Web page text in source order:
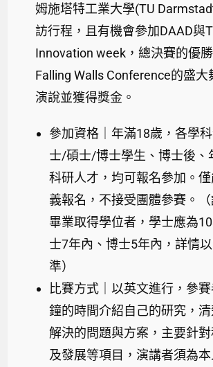
姆施塔特工業大學(TU
訪行程，且有機會參加DAAD與
Innovation week，總決賽的優
Falling Walls Conference的盛大
演說並獲得獎金。
參加資格｜年滿18歲，各學
士/碩士/博士學生、博士後、
科研人才，均可報名參加。
義報名，不接受團體參賽。
畢業取得學位者，學士應為
士7年內、博士5年內，詳情
準）
比賽方式｜以英文進行，參
鐘的時間介紹自己的研究，
解決的問題與方案，主要針
及發展等項目，演講者須為